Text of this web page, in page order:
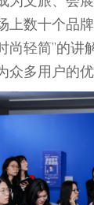
上数十个品
尚轻简”的
众多用户的优